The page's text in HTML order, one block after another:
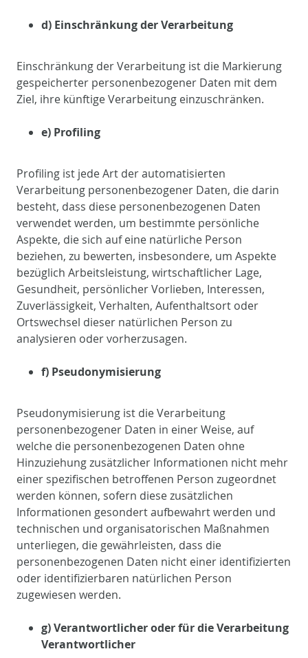
d) Einschränkung der Verarbeitung
Einschränkung der Verarbeitung ist die Markierung
gespeicherter personenbezogener Daten mit dem
Ziel, ihre künftige Verarbeitung einzuschränken.
e) Profiling
Profiling ist jede Art der automatisierten
Verarbeitung personenbezogener Daten, die darin
besteht, dass diese personenbezogenen Daten
verwendet werden, um bestimmte persönliche
Aspekte, die sich auf eine natürliche Person
beziehen, zu bewerten, insbesondere, um Aspekte
bezüglich Arbeitsleistung, wirtschaftlicher Lage,
Gesundheit, persönlicher Vorlieben, Interessen,
Zuverlässigkeit, Verhalten, Aufenthaltsort oder
Ortswechsel dieser natürlichen Person zu
analysieren oder vorherzusagen.
f) Pseudonymisierung
Pseudonymisierung ist die Verarbeitung
personenbezogener Daten in einer Weise, auf
welche die personenbezogenen Daten ohne
Hinzuziehung zusätzlicher Informationen nicht mehr
einer spezifischen betroffenen Person zugeordnet
werden können, sofern diese zusätzlichen
Informationen gesondert aufbewahrt werden und
technischen und organisatorischen Maßnahmen
unterliegen, die gewährleisten, dass die
personenbezogenen Daten nicht einer identifizierten
oder identifizierbaren natürlichen Person
zugewiesen werden.
g) Verantwortlicher oder für die Verarbeitung
Verantwortlicher